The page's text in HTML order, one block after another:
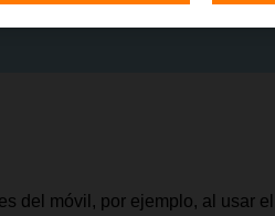
del móvil, por ejemplo, al usar